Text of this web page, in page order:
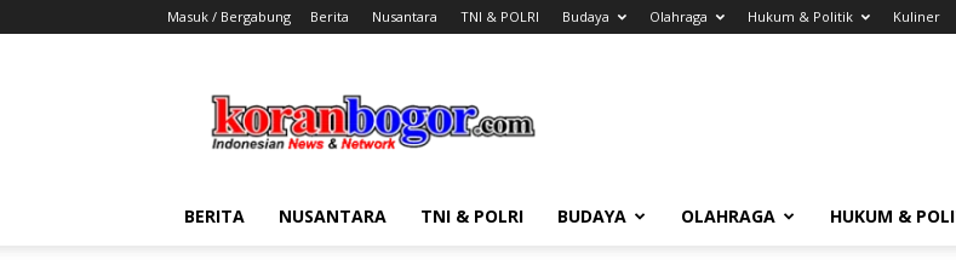
Masuk / Bergabung Berita Nusantara TNI & POLRI Budaya Olahraga Hukum & Politik Kuliner
Bogor
BERITA NUSANTARA TNI & POLRI BUDAYA OLAHRAGA HUKUM &